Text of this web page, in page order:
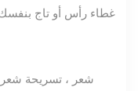
غطاء رأس أو تاج